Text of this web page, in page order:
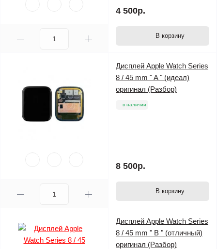
4 500р.
В корзину
Дисплей Apple Watch Series
8 / 45 mm " A " (идеал)
оригинал (Разбор)
в наличии
8 500р.
В корзину
Дисплей Apple Watch Series
8 / 45 mm " B " (отличный)
оригинал (Разбор)